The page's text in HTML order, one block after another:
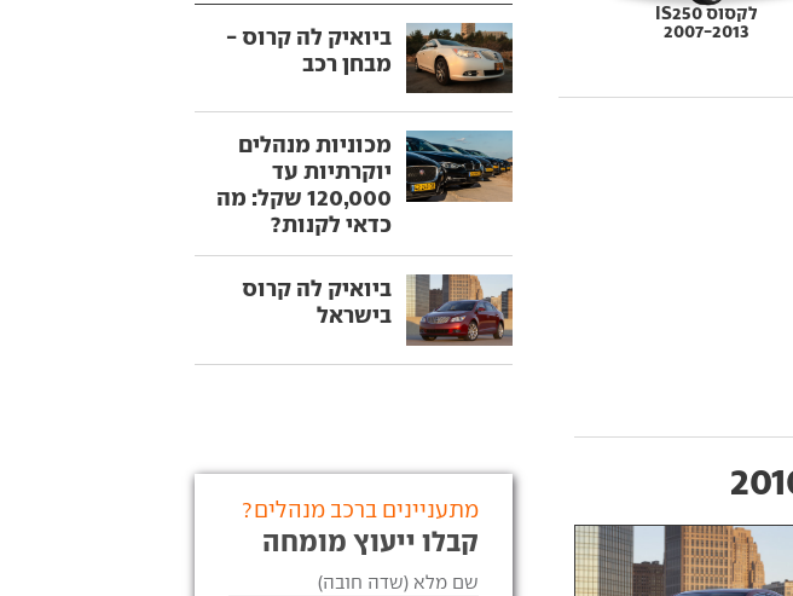
לקסוס IS250
2007-2013
ביואיק לה קרוס -
מבחן רכב
מכוניות מנהלים
יוקרתיות עד
120,000 שקל: מה
כדאי לקנות?
ביואיק לה קרוס
בישראל
מתעניינים ברכב מנהלים?
קבלו ייעוץ מומחה
שם מלא (שדה חובה)